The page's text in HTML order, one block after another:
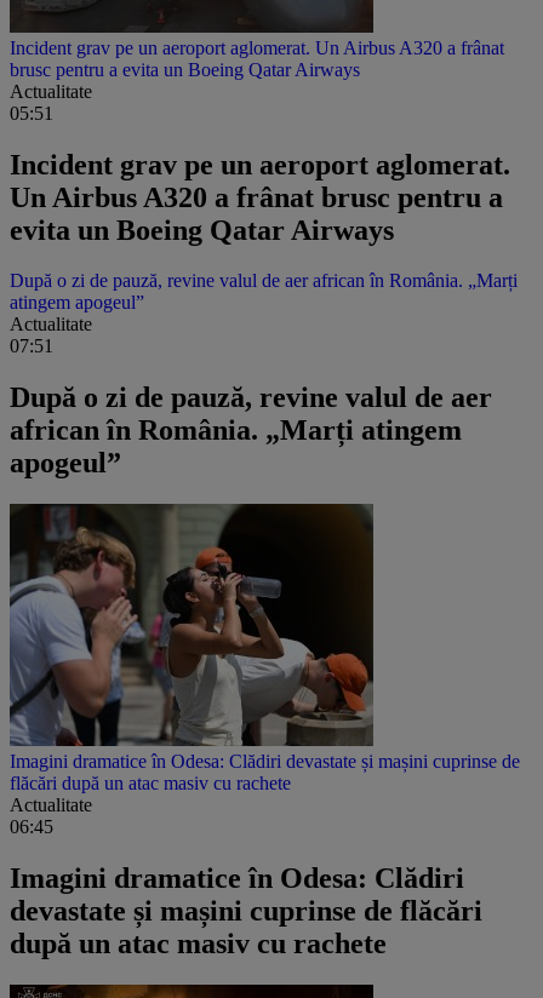
Incident grav pe un aeroport aglomerat. Un Airbus A320 a frânat
brusc pentru a evita un Boeing Qatar Airways
Actualitate
05:51
Incident grav pe un aeroport aglomerat.
Un Airbus A320 a frânat brusc pentru a
evita un Boeing Qatar Airways
După o zi de pauză, revine valul de aer african în România. „Marți
atingem apogeul”
Actualitate
07:51
După o zi de pauză, revine valul de aer
african în România. „Marți atingem
apogeul”
Imagini dramatice în Odesa: Clădiri devastate și mașini cuprinse de
flăcări după un atac masiv cu rachete
Actualitate
06:45
Imagini dramatice în Odesa: Clădiri
devastate și mașini cuprinse de flăcări
după un atac masiv cu rachete